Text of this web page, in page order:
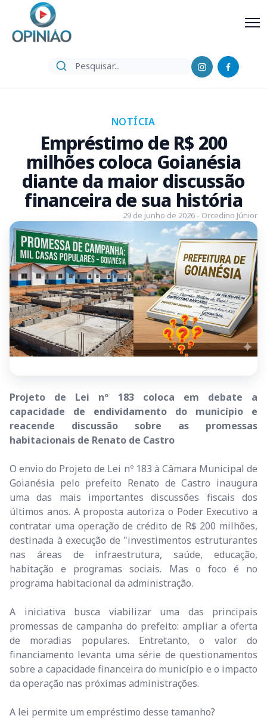
NOTÍCIA
Empréstimo de R$ 200
milhões coloca Goianésia
diante da maior discussão
financeira de sua história
29 de junho de 2026 - Orcedino Júnior
Projeto de Lei nº 183 coloca em debate a
capacidade de endividamento do município e
reacende discussão sobre as promessas
habitacionais de Renato de Castro
O envio do Projeto de Lei nº 183 à Câmara Municipal de
Goianésia pelo prefeito Renato de Castro inaugura
uma das mais importantes discussões fiscais dos
últimos anos. A proposta autoriza o Poder Executivo a
contratar uma operação de crédito de R$ 200 milhões,
destinada à execução de "investimentos estruturantes
nas áreas de infraestrutura, saúde, educação,
habitação e programas sociais. Mas o foco é no
programa habitacional da administração.
A iniciativa busca viabilizar uma das principais
promessas de campanha do prefeito: ampliar a oferta
de moradias populares. Entretanto, o valor do
financiamento levanta uma série de questionamentos
sobre a capacidade financeira do município e o impacto
da operação nas próximas administrações.
A lei permite um empréstimo desse tamanho?